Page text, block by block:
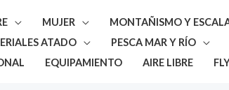
MUJER MONTAÑISMO Y
ATADO PESCA MAR Y RÍO
EQUIPAMIENTO AIRE LIBRE